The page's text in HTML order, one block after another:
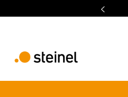
kaufen, später bezahlen mit Klarna &